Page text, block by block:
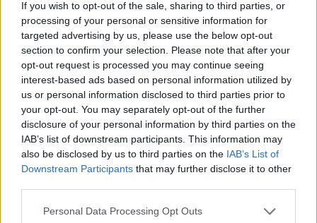
If you wish to opt-out of the sale, sharing to third parties, or
processing of your personal or sensitive information for
targeted advertising by us, please use the below opt-out
section to confirm your selection. Please note that after your
opt-out request is processed you may continue seeing
interest-based ads based on personal information utilized by
us or personal information disclosed to third parties prior to
your opt-out. You may separately opt-out of the further
disclosure of your personal information by third parties on the
IAB’s list of downstream participants. This information may
also be disclosed by us to third parties on the IAB’s List of
Downstream Participants that may further disclose it to other
Personal Data Processing Opt Outs
Σαφή περιγραφή του πιθανού σφάλματος
Τυχόν υποστηρικτικά στοιχεία (εφόσον
υπάρχουν)
Διαδικασία εξέτασης
Όλοι οι ισχυρισμοί περί ανακρίβειας εξετάζονται
από τη συντακτική ομάδα υπό την εποπτεία της
Διεύθυνσης Σύνταξης.